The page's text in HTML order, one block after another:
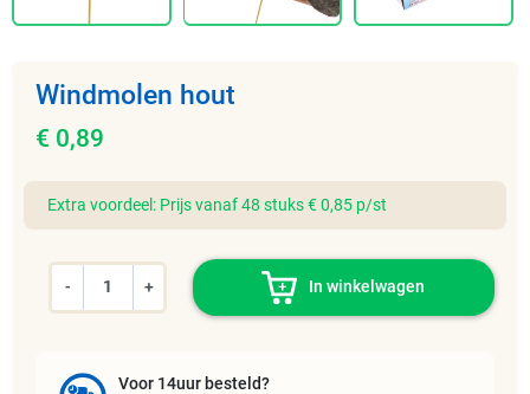
Windmolen hout
€ 0,89
Extra voordeel: Prijs vanaf 48 stuks € 0,85 p/st
- + In winkelwagen
Voor 14uur besteld?